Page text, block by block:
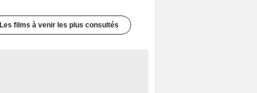
Les films à venir les plus consultés